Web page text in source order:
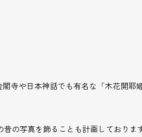
寺や日本神話でも有名な「木花開耶
の写真を飾ることも計画しておりま